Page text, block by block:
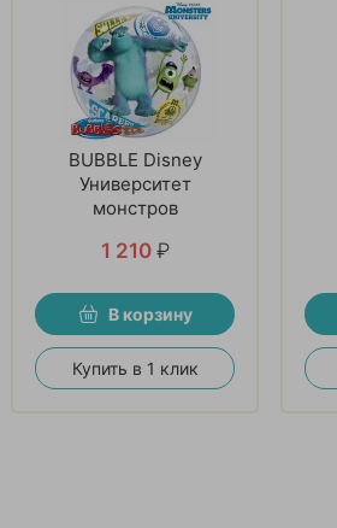
BUBBLE Disney
Университет
монстров
1 210 ₽
В корзину
Купить в 1 клик